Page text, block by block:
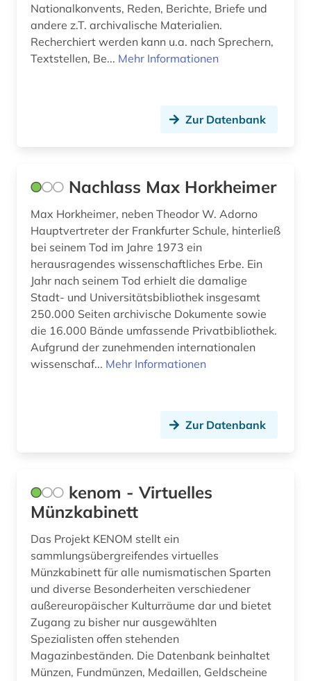
Nationalkonvents, Reden, Berichte, Briefe und
andere z.T. archivalische Materialien.
Recherchiert werden kann u.a. nach Sprechern,
Textstellen, Be... Mehr Informationen
Zur Datenbank
Nachlass Max Horkheimer
Max Horkheimer, neben Theodor W. Adorno
Hauptvertreter der Frankfurter Schule, hinterließ
bei seinem Tod im Jahre 1973 ein
herausragendes wissenschaftliches Erbe. Ein
Jahr nach seinem Tod erhielt die damalige
Stadt- und Universitätsbibliothek insgesamt
250.000 Seiten archivische Dokumente sowie
die 16.000 Bände umfassende Privatbibliothek.
Aufgrund der zunehmenden internationalen
wissenschaf... Mehr Informationen
Zur Datenbank
kenom - Virtuelles
Münzkabinett
Das Projekt KENOM stellt ein
sammlungsübergreifendes virtuelles
Münzkabinett für alle numismatischen Sparten
und diverse Besonderheiten verschiedener
außereuropäischer Kulturräume dar und bietet
Zugang zu bisher nur ausgewählten
Spezialisten offen stehenden
Magazinbeständen. Die Datenbank beinhaltet
Münzen, Fundmünzen, Medaillen, Geldscheine